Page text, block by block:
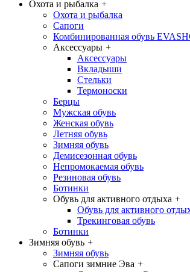
Охота и рыбалка +
Охота и рыбалка
Сапоги
Комбинированная обувь
Аксессуары +
Аксессуары
Вкладыши
Стельки
Термоноски
Берцы
Мужская обувь
Женская обувь
Летняя обувь
Зимняя обувь
Демисезонная обувь
Непромокаемая обувь
Резиновая обувь
Ботинки
Обувь для активного отдыха +
Обувь для активного
Трекинговая обувь
Ботинки
Зимняя обувь +
Зимняя обувь
Сапоги зимние Эва +